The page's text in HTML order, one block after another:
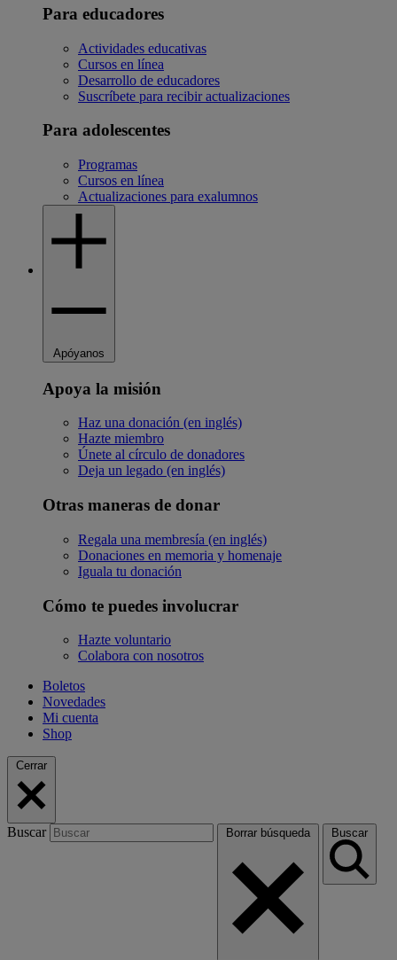
Para educadores
Actividades educativas
Cursos en línea
Desarrollo de educadores
Suscríbete para recibir actualizaciones
Para adolescentes
Programas
Cursos en línea
Actualizaciones para exalumnos
Apóyanos
Apoya la misión
Haz una donación (en inglés)
Hazte miembro
Únete al círculo de donadores
Deja un legado (en inglés)
Otras maneras de donar
Regala una membresía (en inglés)
Donaciones en memoria y homenaje
Iguala tu donación
Cómo te puedes involucrar
Hazte voluntario
Colabora con nosotros
Boletos
Novedades
Mi cuenta
Shop
Cerrar
Buscar Borrar búsqueda Buscar